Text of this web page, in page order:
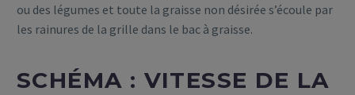
ou des légumes et toute la graisse non désirée s’écoule par
les rainures de la grille dans le bac à graisse.
SCHÉMA : VITESSE DE LA